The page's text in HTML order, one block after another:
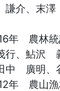
介、末
農林統
、鮎沢
廣明、
農山漁